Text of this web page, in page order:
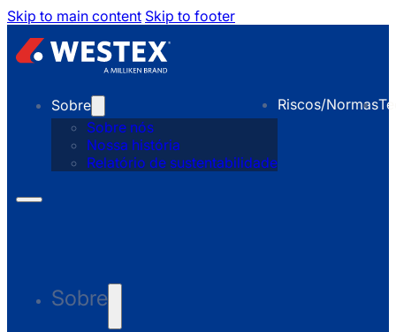
Skip to main content Skip to footer
Sobre
Sobre nós
Nossa história
Relatório de sustentabilidade
Riscos/Normas
Sobre